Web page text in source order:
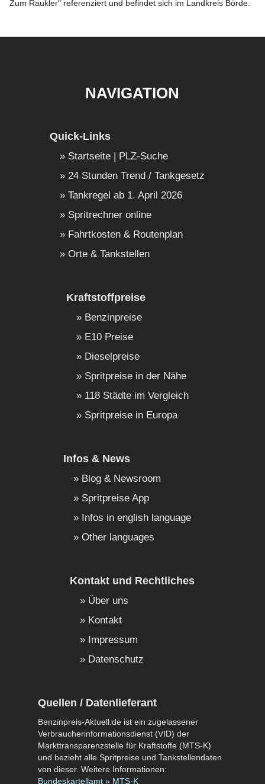
Zum Raukler" referenziert und befindet sich im Landkreis Börde.
NAVIGATION
Quick-Links
Startseite | PLZ-Suche
24 Stunden Trend / Tankgesetz
Tankregel ab 1. April 2026
Spritrechner online
Fahrtkosten & Routenplan
Orte & Tankstellen
Kraftstoffpreise
Benzinpreise
E10 Preise
Dieselpreise
Spritpreise in der Nähe
118 Städte im Vergleich
Spritpreise in Europa
Infos & News
Blog & Newsroom
Spritpreise App
Infos in english language
Other languages
Kontakt und Rechtliches
Über uns
Kontakt
Impressum
Datenschutz
Quellen / Datenlieferant
Benzinpreis-Aktuell.de ist ein zugelassener
Verbraucherinformationsdienst (VID) der
Markttransparenzstelle für Kraftstoffe (MTS-K)
und bezieht alle Spritpreise und Tankstellendaten
von dieser. Weitere Informationen:
Bundeskartellamt » MTS-K